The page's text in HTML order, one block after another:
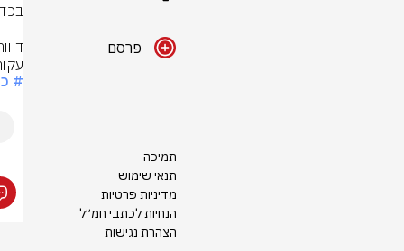
פרסם
תמיכה
תנאי שימוש
מדיניות פרטיות
הנחיות לכתבי חמ״ל
הצהרת נגישות
#